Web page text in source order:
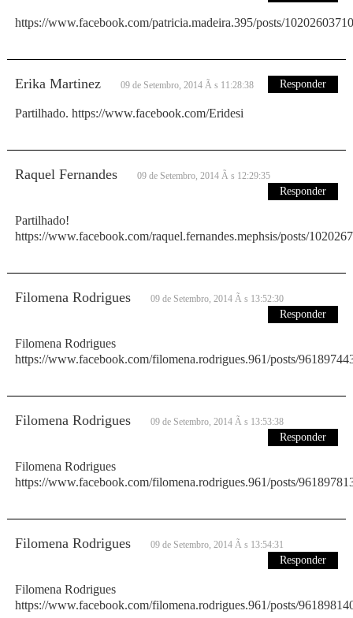
https://www.facebook.com/patricia.madeira.395/posts/
Erika Martinez 09 de Setembro, 2014 Ã s 11:28:38 Responder
Partilhado. https://www.facebook.com/Eridesi
Raquel Fernandes 09 de Setembro, 2014 Ã s 12:29:35
Responder
Partilhado!
https://www.facebook.com/raquel.fernandes.mephsis/posts/
Filomena Rodrigues 09 de Setembro, 2014 Ã s 13:52:30
Responder
Filomena Rodrigues
https://www.facebook.com/filomena.rodrigues.961/posts/
Filomena Rodrigues 09 de Setembro, 2014 Ã s 13:53:38
Responder
Filomena Rodrigues
https://www.facebook.com/filomena.rodrigues.961/posts/
Filomena Rodrigues 09 de Setembro, 2014 Ã s 13:54:31
Responder
Filomena Rodrigues
https://www.facebook.com/filomena.rodrigues.961/posts/